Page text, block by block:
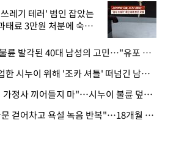
레기 테러' 범인 잡았는
료 3만원 처분에 숙박업
· 직장 불륜 발각된 40대 남성의 고민…"유포 동료 명예훼손·협박죄 고소 가능할까"
· 재취업한 시누이 위해 '조카 셔틀' 떠넘긴 남편…아내 "난 못한다"
· "남의 가정사 끼어들지 마"…시누이 불륜 덮으려는 남편에 억울한 아내
· "현관문 걷어차고 욕설 녹음 반복"…18개월 아기 키우는 집 뒤흔든 '앞집의 비극'